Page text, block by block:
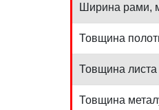
Ширина рами,
Товщина
Товщина листа
Товщина